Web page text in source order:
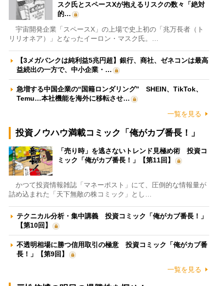
スク氏とスペースXが抱えるリスクの数々「絶対
的…
宇宙開発企業「スペースX」の上場で史上初の「兆万長者（ト
リリオネア）」となったイーロン・マスク氏。…
【3メガバンクは純利益5兆円超】銀行、商社、ゼネコンは最高
益続出の一方で、中小企業・…
急増する中国企業の“国籍ロンダリング” SHEIN、TikTok、
Temu…本社機能を海外に移転させ…
一覧を見る
投資ノウハウ満載コミック「俺がカブ番長！」
「売り時」を逃さないトレンド見極め術 投資コ
ミック「俺がカブ番長！」【第11回】
かつて投資情報雑誌「マネーポスト」にて、圧倒的な情報量が
詰め込まれた「天下無敵の株コミック」とし…
テクニカル分析・集中講義 投資コミック「俺がカブ番長！」
【第10回】
不透明相場に勝つ信用取引の極意 投資コミック「俺がカブ番
長！」【第9回】
一覧を見る